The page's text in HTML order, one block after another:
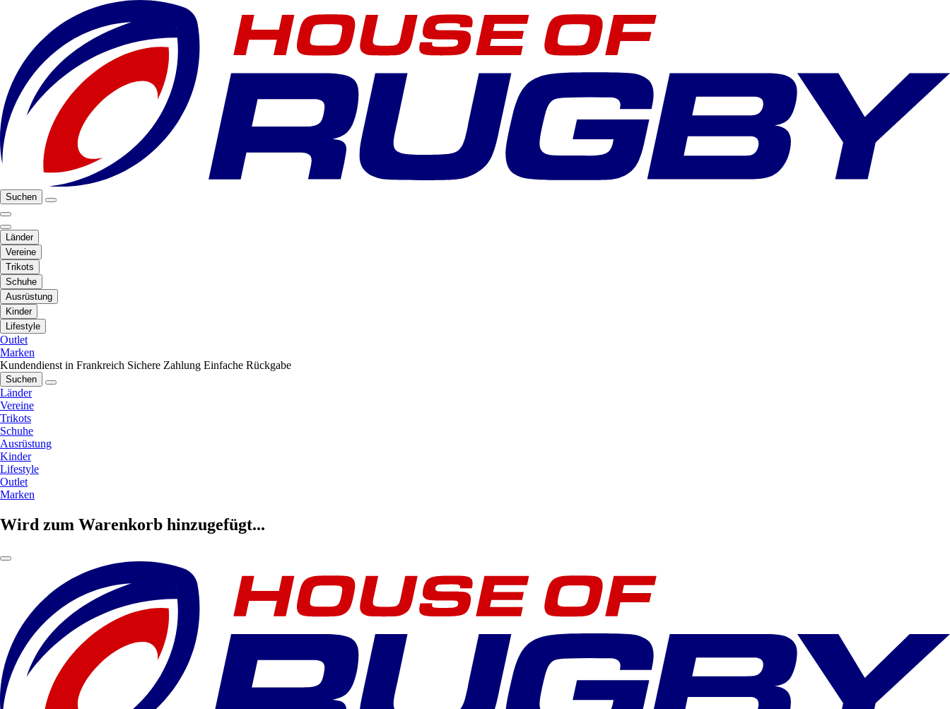
Suchen
Länder
Vereine
Trikots
Schuhe
Ausrüstung
Kinder
Lifestyle
Outlet
Marken
Kundendienst in Frankreich Sichere Zahlung Einfache Rückgabe
Suchen
Länder
Vereine
Trikots
Schuhe
Ausrüstung
Kinder
Lifestyle
Outlet
Marken
Wird zum Warenkorb hinzugefügt...